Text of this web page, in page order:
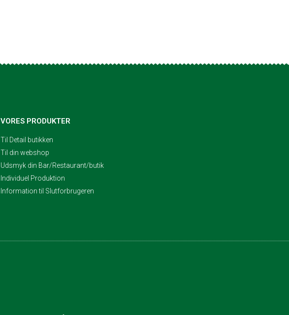
VORES PRODUKTER
Til Detail butikken
Til din webshop
Udsmyk din Bar/Restaurant/butik
Individuel Produktion
Information til Slutforbrugeren